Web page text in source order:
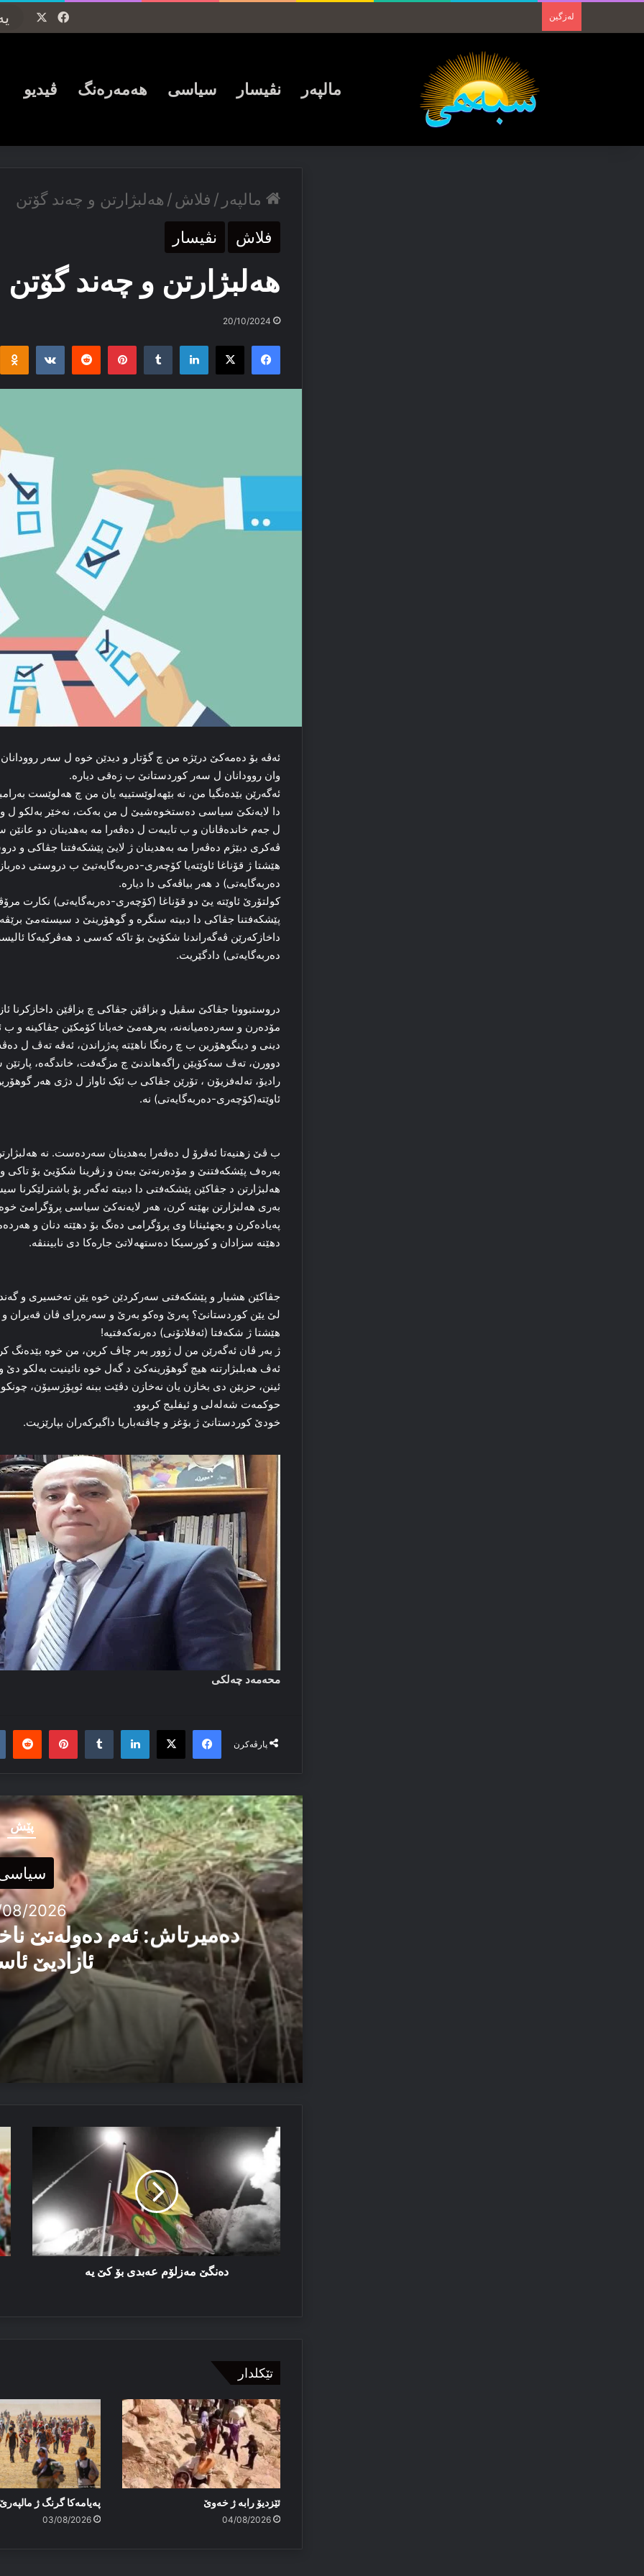
لەزگین Facebook
مالپەر نڤیسار سیاسی ھەمەرەنگ ڤیدیو
مالپەر / فلاش/ هەلبژارتن و چەند گۆتن
فلاش نڤیسار
هەلبژارتن و چەند گۆتن
20/10/2024
Facebook
X
LinkedIn
Tumblr
Pinterest
Reddit
ئەڤە بۆ دەمەکێ درێژە من چ گۆتار و دیدێن خوە ل سەر
وان روودانان ل سەر کوردستانێ ب زەقی دیارە.
ئەگەرێن بێدەنگیا من، نە بێهەلوێستییە یان من چ هەلوێست
دا لایەنکێ سیاسی دەستخوەشیێ ل من بەکت، نەخێر بەلکو ل وێ
ل جەم خاندەڤانان و ب تایبەت ل دەڤەرا مە بەهدینان دو
ڤەکری دبێژم دەڤەرا مە بەهدینان ژ لایێ پێشکەفتنا جڤاکی و
هێشتا ژ قۆناغا ئاوێتەیا کۆچەری-دەربەگایەتیێ ب دروستی
دەربەگایەتی) د هەر بیاڤەکی دا دیارە.
کولتۆرێ ئاوێتە یێ دو قۆناغا (کۆچەری-دەربەگایەتی) نکارت
پێشکەفتنا جڤاکی دا دبیتە سنگرە و گوهۆرینێ د سیستەمێ
داخازکەرێن ڤەگەراندنا شکۆیێ بۆ تاکە کەسی د هەڤرکیەکا
دەربەگایەتی) دادگێریت.
دروستبوونا جڤاکێ سڤیل و بزاڤێن جڤاکی چ بزاڤێن داخازکرنا
مۆدەرن و سەردەمیانەنە، بەرهەمێ خەباتا کۆمکێن جڤاکینە و ب
دینی و دینگوهۆرین ب چ رەنگا ناهێتە پەژراندن، ئەڤە تەڤ ل
دوورن، تەڤ سەکۆیێن راگەهاندنێ چ مزگەفت، خاندگەه،
رادیۆ، تەلەفزیۆن ، تۆرێن جڤاکی ب ئێک ئاواز ل دژی هەر
ئاوێتە(کۆچەری-دەربەگایەتی) نە.
ب ڤێ زهنیەتا ئەڤرۆ ل دەڤەرا بەهدینان سەردەست. نە
بەرەف پێشکەفتنێ و مۆدەرنەتێ ببەن و زڤرینا شکۆیێ بۆ تاکی و
هەلبژارتن د جڤاکێن پێشکەفتی دا دبیتە ئەگەر بۆ باشترلێکرنا
بەری هەلبژارتن بهێنە کرن، هەر لایەنەکێ سیاسی پرۆگرامێ
پەیادەکرن و بجهئینانا وی پرۆگرامی دەنگ بۆ دهێتە دنان و
دهێنە سزادان و کورسیکا دەستهەلاتێ جارەکا دی نابیننڤە.
جڤاکێن هشیار و پێشکەفتی سەرکردێن خوە یێن تەخسیری و
لێ یێن کوردستانێ؟ پەرێ وەکو بەرێ و سەرەڕای ڤان قەیران و
هێشتا ژ شکەفتا (ئەفلاتۆنی) دەرنەکەفتیە!
ژ بەر ڤان ئەگەرێن من ل ژوور بەر چاڤ كرین، من خوە بێدەنگ کر
ئەڤ هەبلبژارتنە هیچ گوهۆرینەکێ د گەل خوە نائینیت بەلکو
ئینن، حزبێن دی بخازن یان نەخازن دڤێت ببنە ئوپۆزسیۆن،
حوکمەت شەلەلی و ئیفلیج کربوو.
خودێ کوردستانێ ژ بۆغز و چاڤنەباریا داگیرکەران بپارێزیت.
محەمەد چەلكی
پارڤەکرن
Facebook
X
LinkedIn
Tumblr
پێش
2026
دەمیرتاش: ئەم دەولەتێ
ئازادیێ
06/08/2026
دەمیرتاش: ئەم دەولەتێ ناخوازن دەولەت ل پێشییا
مەسرور بارزانی: دڤێ ئەم هەموو ب هەڤ را کاربکندەنگێ
مەزلۆم
عەبدی
بۆ
كێ
یە
دەنگێ مەزلۆم عەبدی بۆ كێ یە
ژ
تێکلدار
ئێزدیۆ رابە ژ خەوێ
04/08/2026
پەیامەكا گرنگ ژ
03/08/2026